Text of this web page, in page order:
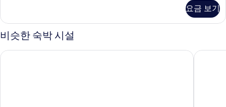
기
자
세
히
기
요금 보기
비슷한 숙박 시설
클로버 하우스, 다니엘&제이콥스 벤더스